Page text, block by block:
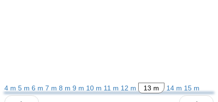
4 m 5 m 6 m 7 m 8 m 9 m 10 m 11 m 12 m 13 m 14 m 15 m